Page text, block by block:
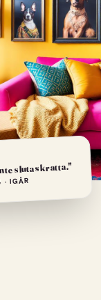
sluta skratta."
IGÅR